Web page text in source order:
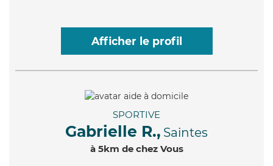
Afficher le profil
SPORTIVE
Gabrielle R., Saintes
à 5km de chez Vous